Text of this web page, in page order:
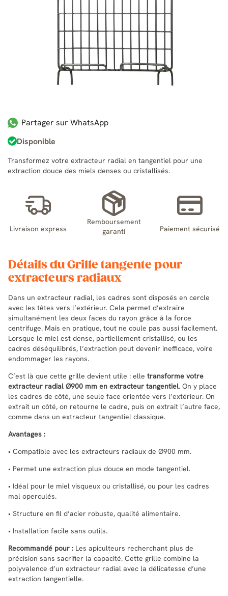
Partager sur WhatsApp
Disponible
Transformez votre extracteur radial en tangentiel pour une
extraction douce des miels denses ou cristallisés.
Livraison express
Remboursement
garanti
Paiement sécurisé
Détails du Grille tangente pour
extracteurs radiaux
Dans un extracteur radial, les cadres sont disposés en cercle
avec les têtes vers l’extérieur. Cela permet d’extraire
simultanément les deux faces du rayon grâce à la force
centrifuge. Mais en pratique, tout ne coule pas aussi facilement.
Lorsque le miel est dense, partiellement cristallisé, ou les
cadres déséquilibrés, l’extraction peut devenir inefficace, voire
endommager les rayons.
C’est là que cette grille devient utile : elle transforme votre
extracteur radial Ø900 mm en extracteur tangentiel. On y place
les cadres de côté, une seule face orientée vers l’extérieur. On
extrait un côté, on retourne le cadre, puis on extrait l’autre face,
comme dans un extracteur tangentiel classique.
Avantages :
• Compatible avec les extracteurs radiaux de Ø900 mm.
• Permet une extraction plus douce en mode tangentiel.
• Idéal pour le miel visqueux ou cristallisé, ou pour les cadres
mal operculés.
• Structure en fil d’acier robuste, qualité alimentaire.
• Installation facile sans outils.
Recommandé pour : Les apiculteurs recherchant plus de
précision sans sacrifier la capacité. Cette grille combine la
polyvalence d’un extracteur radial avec la délicatesse d’une
extraction tangentielle.